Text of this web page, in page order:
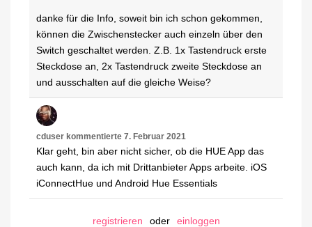
danke für die Info, soweit bin ich schon gekommen,
können die Zwischenstecker auch einzeln über den
Switch geschaltet werden. Z.B. 1x Tastendruck erste
Steckdose an, 2x Tastendruck zweite Steckdose an
und ausschalten auf die gleiche Weise?
cduser kommentierte 7. Februar 2021
Klar geht, bin aber nicht sicher, ob die HUE App das
auch kann, da ich mit Drittanbieter Apps arbeite. iOS
iConnectHue und Android Hue Essentials
registrieren oder einloggen